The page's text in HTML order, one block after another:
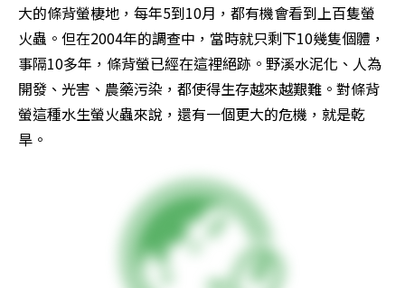
大的條背螢棲地，每年5到10月，都有機會看到上百隻螢
火蟲。但在2004年的調查中，當時就只剩下10幾隻個體，
事隔10多年，條背螢已經在這裡絕跡。野溪水泥化、人為
開發、光害、農藥污染，都使得生存越來越艱難。對條背
螢這種水生螢火蟲來說，還有一個更大的危機，就是乾
旱。